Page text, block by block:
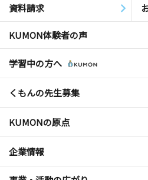
資料請求
KUMON体験者の声
学習中の方へ
くもんの先生募集
KUMONの原点
企業情報